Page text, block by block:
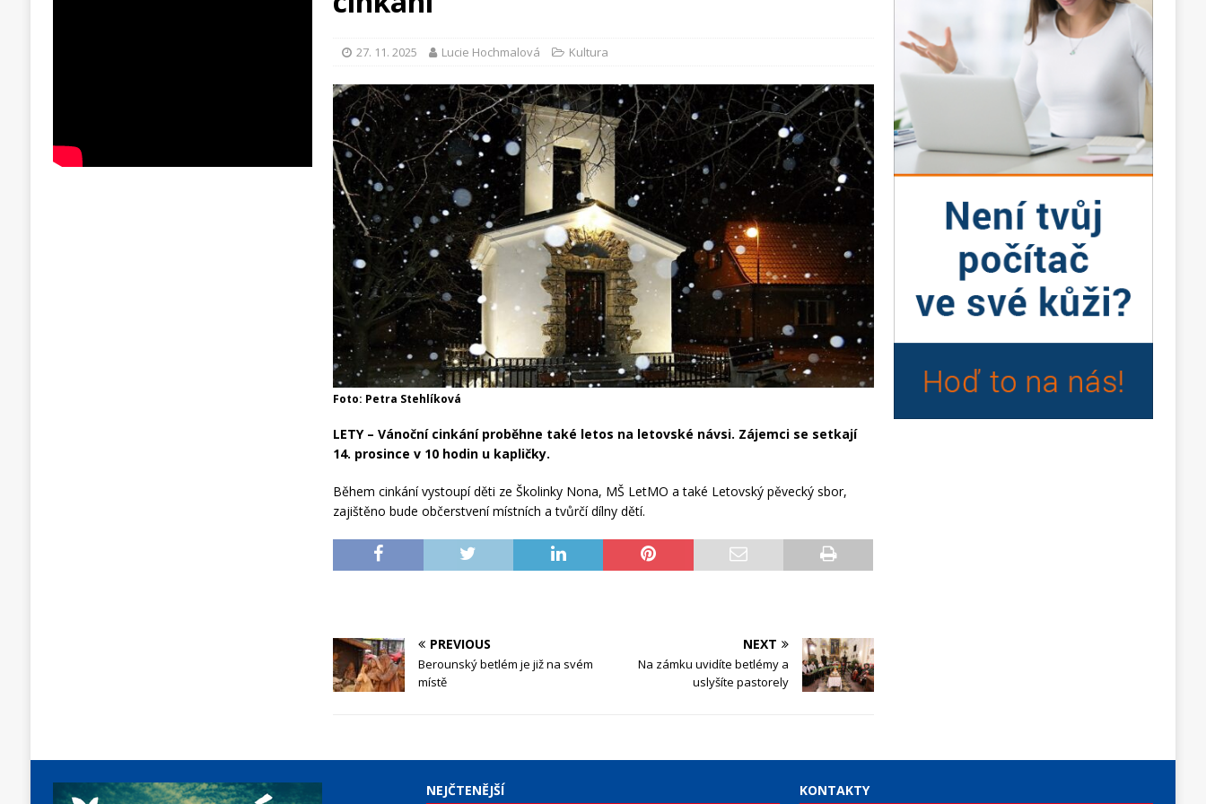
27. 11. 2025 Lucie Hochmalová Kultura
Foto: Petra Stehlíková
LETY – Vánoční cinkání proběhne také letos na letovské návsi. Zájemci se setkají
14. prosince v 10 hodin u kapličky.
Během cinkání vystoupí děti ze Školinky Nona, MŠ LetMO a také Letovský pěvecký sbor,
zajištěno bude občerstvení místních a tvůrčí dílny dětí.
PREVIOUS
Berounský betlém je již na svém
místě
NEXT
Na zámku uvidíte betlémy a
uslyšíte pastorely
NEJČTENĚJŠÍ KONTAKTY